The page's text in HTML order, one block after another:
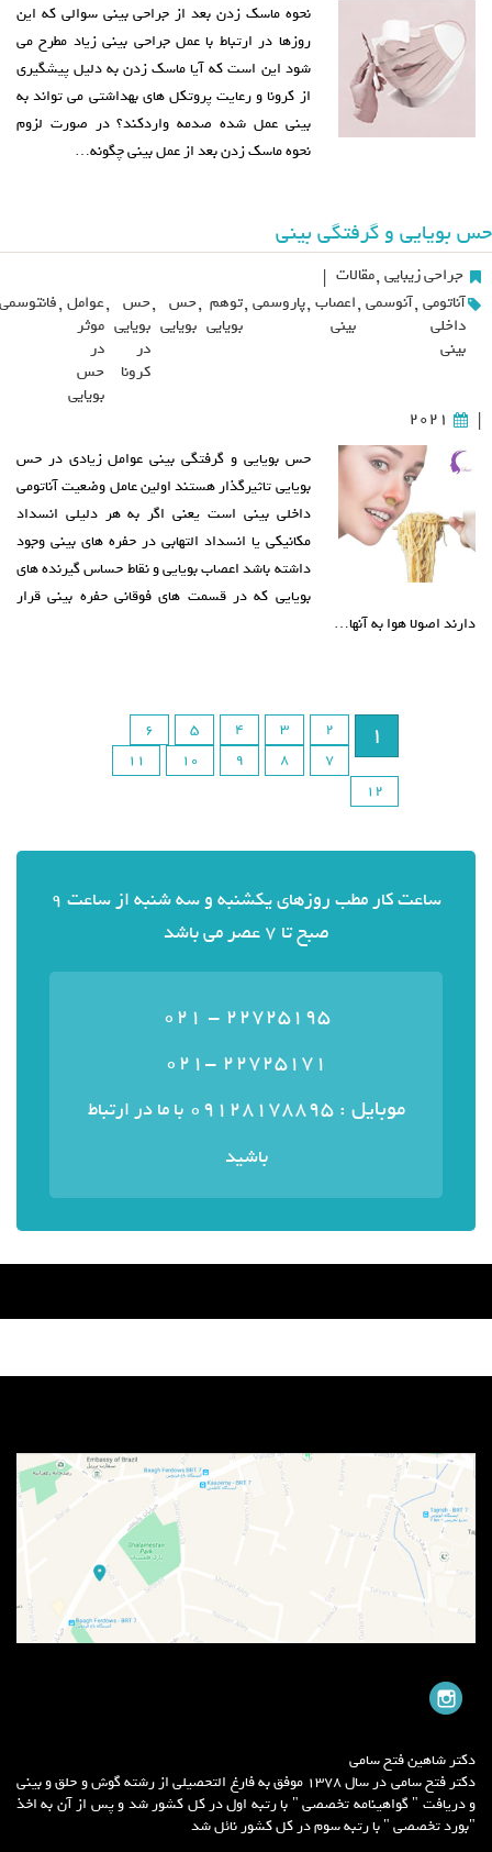
نحوه ماسک زدن بعد از جراحی بینی سوالی که این
روزها در ارتباط با عمل جراحی بینی زیاد مطرح می
شود این است که آیا ماسک زدن به دلیل پیشگیری
از کرونا و رعایت پروتکل های بهداشتی می تواند به
بینی عمل شده صدمه واردکند؟ در صورت لزوم
نحوه ماسک زدن بعد از عمل بینی چگونه…
حس بویایی و گرفتگی بینی
جراحی زیبایی ,مقالات |
آناتومی
داخلی
بینی
,آنوسمی ,اعصاب
بینی
,پاروسمی ,توهم
بویایی
,حس
بویایی
,حس
بویایی
در
کرونا
,عوامل
موثر
در
حس
بویایی
,فانتوسمی
|
2021
حس بویایی و گرفتگی بینی عوامل زیادی در حس
بویایی تاثیرگذار هستند اولین عامل وضعیت آناتومی
داخلی بینی است یعنی اگر به هر دلیلی انسداد
مکانیکی یا انسداد التهابی در حفره های بینی وجود
داشته باشد اعصاب بویایی و نقاط حساس گیرنده های
بویایی که در قسمت های فوقانی حفره بینی قرار
دارند اصولا هوا به آنها…
1
2
3
4
5
6
7
8
9
10
11
12
ساعت کار مطب روزهای یکشنبه و سه شنبه از ساعت 9
صبح تا 7 عصر می باشد
22725195 - 021
22725171 -021
موبایل : ۰۹۱۲۸۱۷۸۸۹۵
با ما در ارتباط
باشید
دکتر شاهین فتح سامی
دکتر فتح سامی در سال 1378 موفق به فارغ التحصیلی از رشته گوش و حلق و بینی
و دریافت " گواهینامه تخصصی " با رتبه اول در کل کشور شد و پس از آن به اخذ
"بورد تخصصی " با رتبه سوم در کل کشور نائل شد